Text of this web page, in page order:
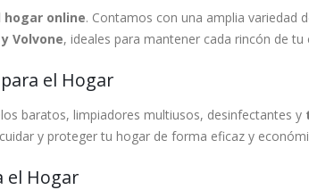
hogar online. Contamos con una amplia variedad
Volvone, ideales para mantener cada rincón de tu
el Hogar
baratos, limpiadores multiusos, desinfectantes y
y proteger tu hogar de forma eficaz y
el Hogar